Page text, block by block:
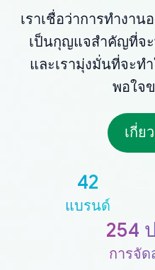
เราเชื่อว่าการทำงา
เป็นกุญแจสำคัญที่จะ
และเรามุ่งมั่นที่จะท
พอใจ
เกี่ย
42
แบรนด์
254
การจัด